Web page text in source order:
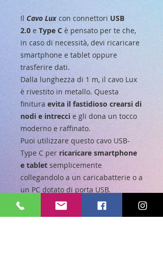
Il Cavo Lux con connettori USB
2.0 e Type C è pensato per te che,
in caso di necessità, devi ricaricare
smartphone e tablet oppure
trasferire dati.
Dalla lunghezza di 1 m, il cavo Lux
è rivestito in metallo. Questa
finitura evita il fastidioso crearsi di
nodi e intrecci e gli dona un tocco
moderno e raffinato.
Puoi utilizzare questo cavo USB-
Type C per ricaricare smartphone
e tablet semplicemente
collegandolo a un caricabatterie o a
un PC dotato di porta USB.